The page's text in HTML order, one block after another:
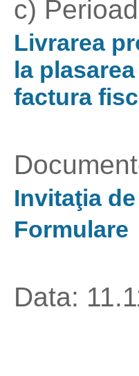
c)
Livrarea
la
factura
Invitaţia
Formulare
Data: